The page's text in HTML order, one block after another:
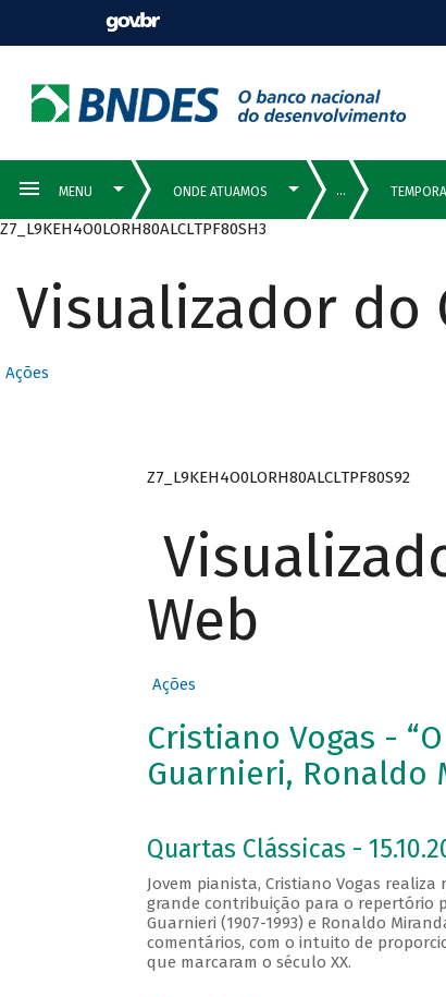
Z7_L9KEH4O0LORH80ALCLTPF80SH3
Visualizador do
Ações
Z7_L9KEH4O0LORH80ALCLTPF80S92
Web
Ações
Cristiano Vogas -
Guarnieri, Ronaldo
Quartas Clássicas -
Jovem pianista, Cristiano Vogas
grande contribuição para o repertório
Guarnieri (1907-1993) e Ronaldo
comentários, com o intuito de
que marcaram o século XX.